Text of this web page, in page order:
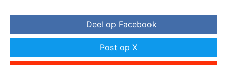
Deel op Facebook
Post op X